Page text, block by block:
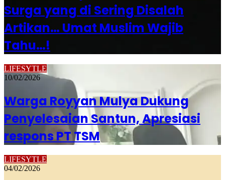
Surga yang di Sering Disalah
Artikan… Umat Muslim Wajib
Tahu…!
LIFESYTLE
10/02/2026
Warga Royyan Mulya Dukung
Penyelesaian Santun, Apresiasi
respons PT TSM
LIFESYTLE
04/02/2026